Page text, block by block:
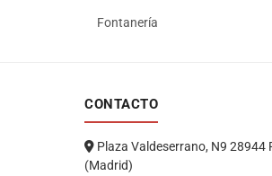
Fontanería
CONTACTO
Plaza Valdeserrano, N9 28944
(Madrid)